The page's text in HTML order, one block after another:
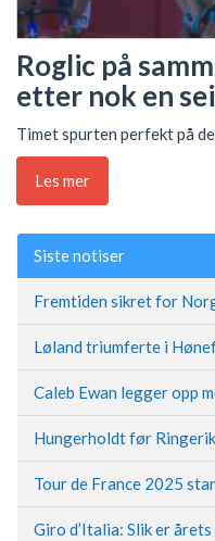
Roglic på
etter nok en
Timet spurten perfekt på
Les mer
Siste notiser
Caleb Ewan legger opp
Giro d’Italia: Slik er